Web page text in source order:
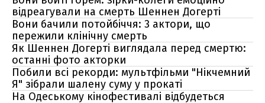
відреагували на смерть Шеннен Догерті
Вони бачили потойбіччя: 3 актори, що
пережили клінічну смерть
Як Шеннен Догерті виглядала перед смертю:
останні фото акторки
Побили всі рекорди: мультфільми "Нікчемний
Я" зібрали шалену суму у прокаті
На Одеському кінофестивалі відбудеться